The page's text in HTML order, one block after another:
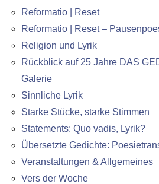
Reformatio | Reset
Reformatio | Reset –
Religion und Lyrik
Rückblick auf 25 Jahre DAS
Galerie
Sinnliche Lyrik
Starke Stücke, starke Stimmen
Statements: Quo vadis, Lyrik?
Übersetzte Gedichte:
Veranstaltungen & Allgemeines
Vers der Woche